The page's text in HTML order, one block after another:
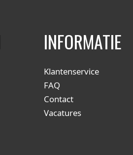
INFORMATIE
Klantenservice
FAQ
Contact
Vacatures